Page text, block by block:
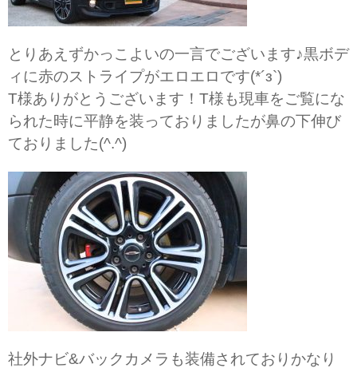
とりあえずかっこよいの一言でございます♪黒ボデ
ィに赤のストライプがエロエロです(*´з`)
T様ありがとうございます！T様も現車をご覧にな
られた時に平静を装っておりましたが鼻の下伸び
ておりました(^.^)
社外ナビ&バックカメラも装備されておりかなり